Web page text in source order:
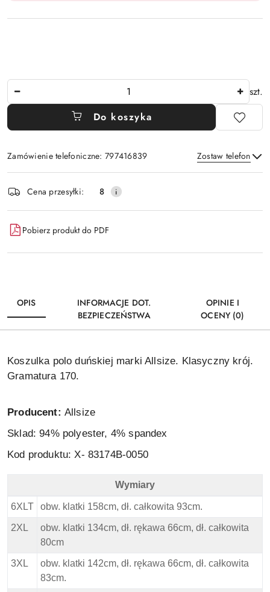
szt.
Do koszyka
Zamówienie telefoniczne: 797416839 Zostaw telefon
Wyślij
i
dostawa
Cena przesyłki: 8
Pobierz produkt do PDF
OPIS
INFORMACJE DOT.
BEZPIECZEŃSTWA
OPINIE I
OCENY (0)
Koszulka polo duńskiej marki Allsize. Klasyczny krój.
Gramatura 170.
Producent: Allsize
Sklad: 94% polyester, 4% spandex
Kod produktu: X- 83174B-0050
North 56 4 Polo - cool effect - Szara - Wymiary
Wymiary
6XLT obw. klatki 158cm, dł. całkowita 93cm.
2XL
obw. klatki 134cm, dł. rękawa 66cm, dł. całkowita
80cm
3XL
obw. klatki 142cm, dł. rękawa 66cm, dł. całkowita
83cm.